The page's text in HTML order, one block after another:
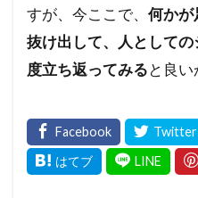
すが、今ここで、 何かが
抜け出して、人として
度立ち返ってみると良い